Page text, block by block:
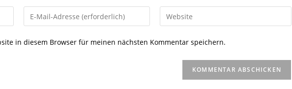
Gib
deine
Gib
deine
in diesem Browser für meinen nächsten Kommentar speichern.